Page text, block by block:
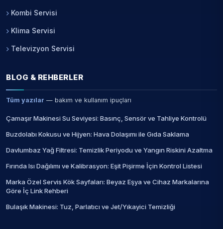
Kombi Servisi
Klima Servisi
Televizyon Servisi
BLOG & REHBERLER
Tüm yazılar — bakım ve kullanım ipuçları
Çamaşır Makinesi Su Seviyesi: Basınç, Sensör ve Tahliye Kontrolü
Buzdolabı Kokusu ve Hijyen: Hava Dolaşımı ile Gıda Saklama
Davlumbaz Yağ Filtresi: Temizlik Periyodu ve Yangın Riskini Azaltma
Fırında Isı Dağılımı ve Kalibrasyon: Eşit Pişirme İçin Kontrol Listesi
Marka Özel Servis Kök Sayfaları: Beyaz Eşya ve Cihaz Markalarına
Göre İç Link Rehberi
Bulaşık Makinesi: Tuz, Parlatıcı ve Jet/Yıkayici Temizliği